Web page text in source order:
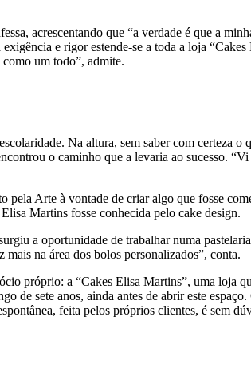
acrescentando que “a verdade é que a
e rigor estende-se a toda a loja
um todo”, admite.
Na altura, sem saber com certeza
o caminho que a levaria ao sucesso.
Arte à vontade de criar algo que fosse
Martins fosse conhecida pelo cake design.
a oportunidade de trabalhar numa
na área dos bolos personalizados”, conta.
próprio: a “Cakes Elisa Martins”, uma loja
de sete anos, ainda antes de abrir este
feita pelos próprios clientes, é sem